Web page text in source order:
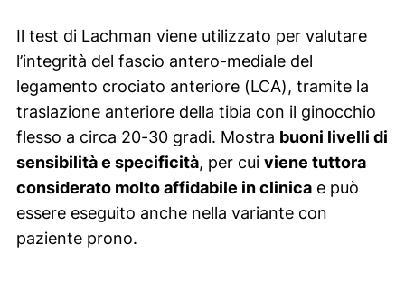
Il test di Lachman viene utilizzato per valutare
l’integrità del fascio antero-mediale del
legamento crociato anteriore (LCA), tramite la
traslazione anteriore della tibia con il ginocchio
flesso a circa 20-30 gradi. Mostra buoni livelli di
sensibilità e specificità, per cui viene tuttora
considerato molto affidabile in clinicae può
essere eseguito anche nella variante con
paziente prono.